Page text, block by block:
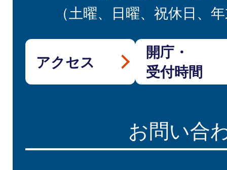
（土曜、日曜、祝休日、
アクセス
開庁・
受付時間
お問い合